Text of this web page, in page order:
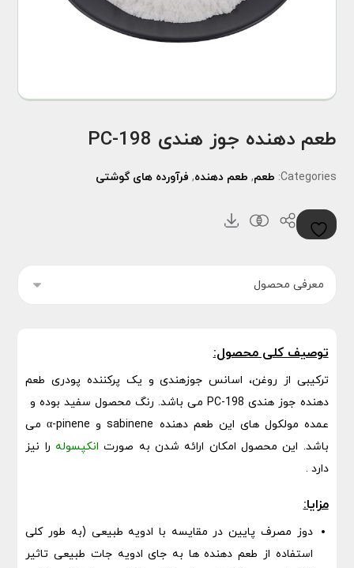
طعم دهنده جوز هندی PC-198
Categories: طعم, طعم دهنده, فرآورده های گوشتی
توصیف کلی محصول:
ترکیبی از روغن، اسانس جوزهندی و یک پرکننده پودری طعم
دهنده جوز هندی PC-198 می باشد. رنگ محصول سفید بوده و
عمده مولکول های این طعم دهنده sabinene و α-pinene می
باشد. این محصول امکان ارائه شدن به صورت انکپسوله را نیز
دارد .
مزایا:
دوز مصرف پایین در مقایسه با ادویه طبیعی (به طور کلی
استفاده از طعم دهنده ها به جای ادویه جات طبیعی تاثیر